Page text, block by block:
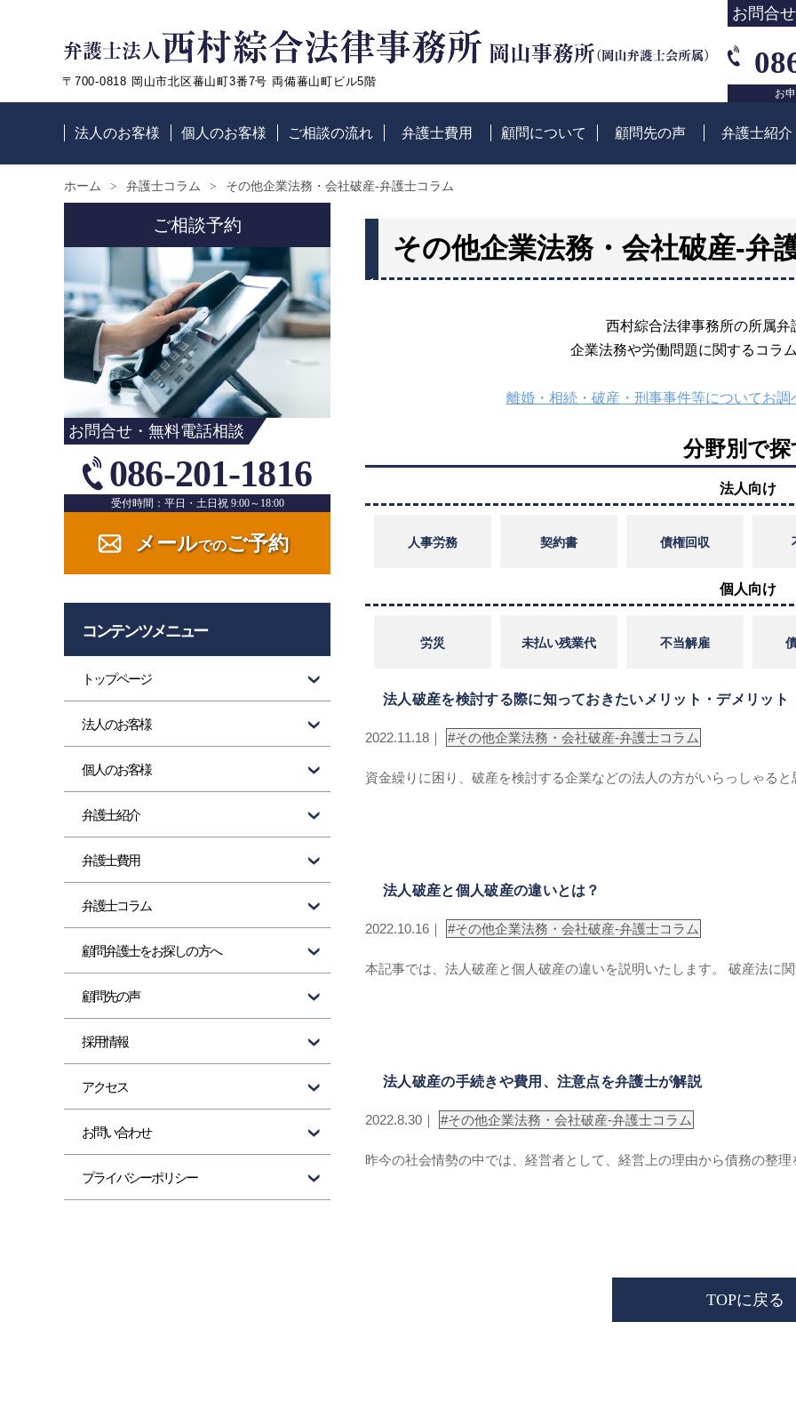
〒700-0818 岡山市北区蕃山町3番7号 両備蕃山町ビル5階
お問合
お
法人のお客様 個人のお客様 ご相談の流れ 弁護士費用 顧問について 顧問先の声 弁護士紹介
ホーム 弁護士コラム その他企業法務・会社破産-弁護士コラム
その他企業法務・会社破産-弁
西村綜合法律事務所の所属弁
企業法務や労働問題に関するコラ
離婚・相続・破産・刑事事件等についてお調
分野別で探
法人向け
人事労務 契約書 債権回収
個人向け
労災 未払い残業代 不当解雇
法人破産を検討する際に知っておきたいメリット・デメリット
2022.11.18｜ #その他企業法務・会社破産-弁護士コラム
資金繰りに困り、破産を検討する企業などの法人の方がいらっしゃる
法人破産と個人破産の違いとは？
2022.10.16｜ #その他企業法務・会社破産-弁護士コラム
本記事では、法人破産と個人破産の違いを説明いたします。 破産法に
法人破産の手続きや費用、注意点を弁護士が解説
2022.8.30｜ #その他企業法務・会社破産-弁護士コラム
昨今の社会情勢の中では、経営者として、経営上の理由から債務の整
TOPに戻る
ご相談予約
お問合せ・無料電話相談
086-201-1816
受付時間：平日・土日祝 9:00～18:00
メールでのご予約
コンテンツメニュー
トップページ
法人のお客様
個人のお客様
弁護士紹介
弁護士費用
弁護士コラム
顧問弁護士をお探しの方へ
顧問先の声
採用情報
アクセス
お問い合わせ
プライバシーポリシー